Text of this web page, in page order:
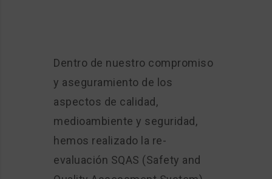
Dentro de nuestro compromiso
y aseguramiento de los
aspectos de calidad,
medioambiente y seguridad,
hemos realizado la re-
evaluación SQAS (Safety and